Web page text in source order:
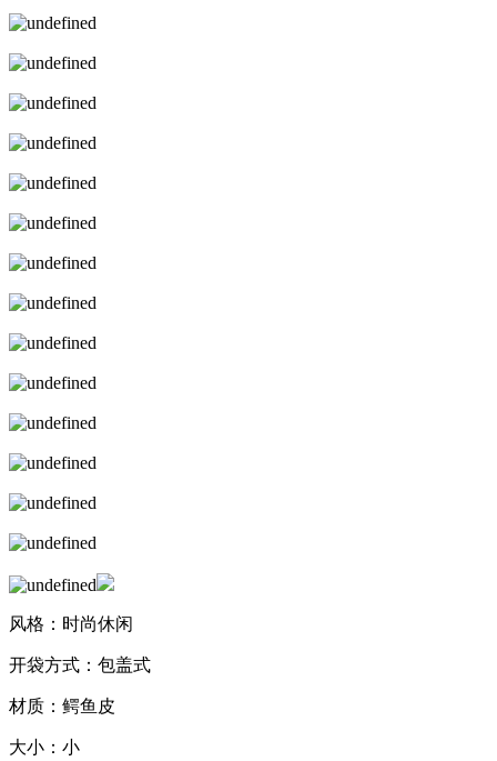
风格：时尚休闲
开袋方式：包盖式
材质：鳄鱼皮
大小：小